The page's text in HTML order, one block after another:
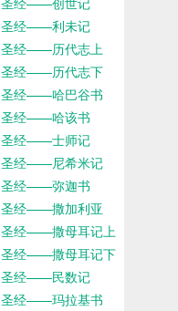
圣经——利未记
圣经——历代志上
圣经——历代志下
圣经——哈巴谷书
圣经——哈该书
圣经——士师记
圣经——尼希米记
圣经——弥迦书
圣经——撒加利亚
圣经——撒母耳记上
圣经——撒母耳记下
圣经——民数记
圣经——玛拉基书